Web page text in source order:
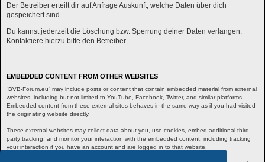
Der Betreiber erteilt dir auf Anfrage Auskunft, welche Daten über dich
gespeichert sind.
Du kannst jederzeit die Löschung bzw. Sperrung deiner Daten verlangen.
Kontaktiere hierzu bitte den Betreiber.
EMBEDDED CONTENT FROM OTHER WEBSITES
“BVB-Forum.eu” may include posts or content that contain embedded material from external
websites, including but not limited to YouTube, Facebook, Twitter, and similar platforms.
Embedded content from these external sites behaves in the same way as if you had visited
the originating website directly.
These external websites may collect data about you, use cookies, embed additional third-
party tracking, and monitor your interaction with the embedded content, including tracking
your interaction if you have an account and are logged in to that website.